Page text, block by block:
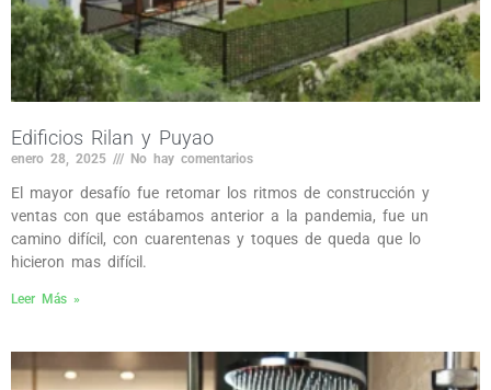
Edificios Rilan y Puyao
enero 28, 2025 No hay comentarios
El mayor desafío fue retomar los ritmos de construcción y
ventas con que estábamos anterior a la pandemia, fue un
camino difícil, con cuarentenas y toques de queda que lo
hicieron mas difícil.
Leer Más »